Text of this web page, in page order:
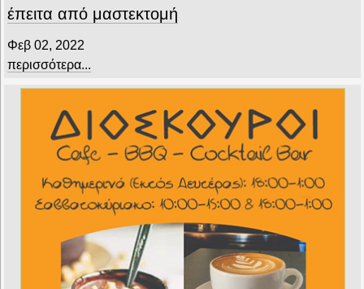
έπειτα από μαστεκτομή
Φεβ 02, 2022
περισσότερα...